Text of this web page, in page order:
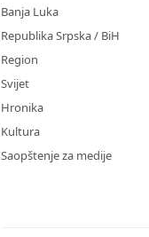
Banja Luka
Republika Srpska / BiH
Region
Svijet
Hronika
Kultura
Saopštenje za medije